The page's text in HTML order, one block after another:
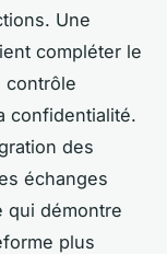
Une
compléter le
contrôle
confidentialité.
des
échanges
qui démontre
plus